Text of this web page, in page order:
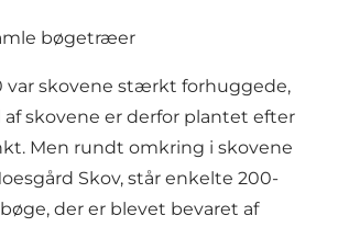
bøgetræer
var skovene stærkt forhuggede,
af skovene er derfor plantet efter
Men rundt omkring i skovene
Skov, står enkelte 200-
der er blevet bevaret af